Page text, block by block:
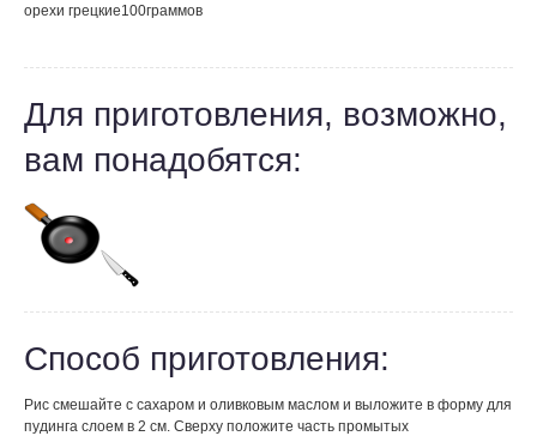
орехи грецкие100граммов
Для приготовления, возможно,
вам понадобятся:
Способ приготовления:
Рис смешайте с сахаром и оливковым маслом и выложите в форму для
пудинга слоем в 2 см. Сверху положите часть промытых